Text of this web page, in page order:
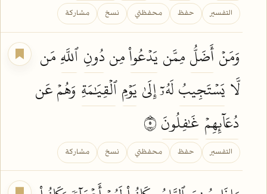
التفسير حفظ محفظتي نسخ مشاركة
وَمَنۡأَضَلُّمِمَّن يَدۡعُواْمِندُونِ ٱللَّهِمَن
لَّا يَسۡتَجِيبُلَهُۥٓ إِلَىٰ يَوۡمِٱلۡقِيَٰمَةِ وَهُمۡ عَن
دُعَآئِهِمۡ غَٰفِلُونَ
التفسير حفظ محفظتي نسخ مشاركة